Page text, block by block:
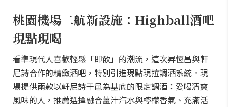
桃園機場二航新設施：Highball酒吧
現點現喝
看準現代人喜歡輕鬆「即飲」的潮流，這次昇恆昌與軒
尼詩合作的精緻酒吧，特別引進現點現拉調酒系統。現
場提供兩款以軒尼詩干邑為基底的限定調酒：愛喝清爽
風味的人，推薦選擇融合薑汁汽水與檸檬香氣、充滿活